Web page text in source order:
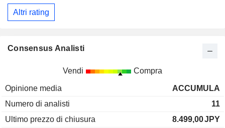
Altri rating
Consensus Analisti
Vendi Compra
Opinione media
ACCUMULA
Numero di analisti
11
Ultimo prezzo di chiusura
8.499,00JPY